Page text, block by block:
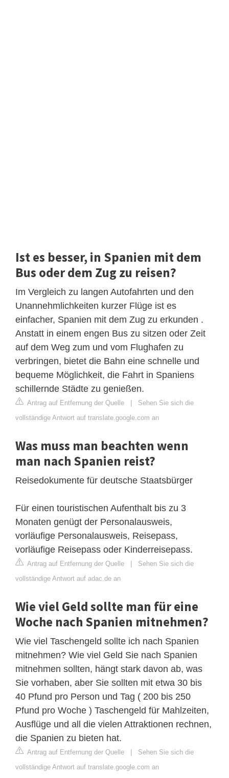
Ist es besser, in Spanien mit dem
Bus oder dem Zug zu reisen?
Im Vergleich zu langen Autofahrten und den
Unannehmlichkeiten kurzer Flüge ist es
einfacher, Spanien mit dem Zug zu erkunden .
Anstatt in einem engen Bus zu sitzen oder Zeit
auf dem Weg zum und vom Flughafen zu
verbringen, bietet die Bahn eine schnelle und
bequeme Möglichkeit, die Fahrt in Spaniens
schillernde Städte zu genießen.
Antrag auf Entfernung der Quelle | Sehen Sie sich die
vollständige Antwort auf translate.google.com an
Was muss man beachten wenn
man nach Spanien reist?
Reisedokumente für deutsche Staatsbürger
Für einen touristischen Aufenthalt bis zu 3
Monaten genügt der Personalausweis,
vorläufige Personalausweis, Reisepass,
vorläufige Reisepass oder Kinderreisepass.
Antrag auf Entfernung der Quelle | Sehen Sie sich die
vollständige Antwort auf adac.de an
Wie viel Geld sollte man für eine
Woche nach Spanien mitnehmen?
Wie viel Taschengeld sollte ich nach Spanien
mitnehmen? Wie viel Geld Sie nach Spanien
mitnehmen sollten, hängt stark davon ab, was
Sie vorhaben, aber Sie sollten mit etwa 30 bis
40 Pfund pro Person und Tag ( 200 bis 250
Pfund pro Woche ) Taschengeld für Mahlzeiten,
Ausflüge und all die vielen Attraktionen rechnen,
die Spanien zu bieten hat.
Antrag auf Entfernung der Quelle | Sehen Sie sich die
vollständige Antwort auf translate.google.com an